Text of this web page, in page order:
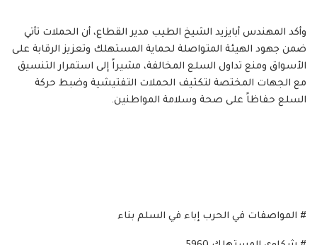
وأكد المهندس أبايزيد الشيخ الطيب مدير القطاع، أن الحملات تأتي
ضمن جهود الهيئة المتواصلة لحماية المستهلك وتعزيز الرقابة على
الأسواق ومنع تداول السلع المخالفة، مشيراً إلى استمرار التنسيق
مع الجهات المختصة لتكثيف الحملات التفتيشية وضبط حركة
السلع حفاظاً على صحة وسلامة المواطنين.
# المواصفات في الحرب إباء في السلم بناء